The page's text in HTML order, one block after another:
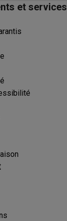
et services